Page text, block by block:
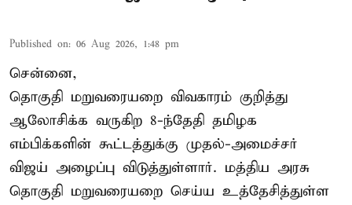
Published on: 06 Aug 2026, 1:48 pm
சென்னை,
தொகுதி மறுவரையறை விவகாரம் குறித்து
ஆலோசிக்க வருகிற 8-ந்தேதி தமிழக
எம்பிக்களின் கூட்டத்துக்கு முதல்-அமைச்சர்
விஜய் அழைப்பு விடுத்துள்ளார். மத்திய அரசு
தொகுதி மறுவரையறை செய்ய உத்தேசித்துள்ள